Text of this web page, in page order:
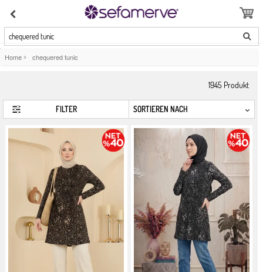
chequered tunic
Home > chequered tunic
1945 Produkt
FILTER